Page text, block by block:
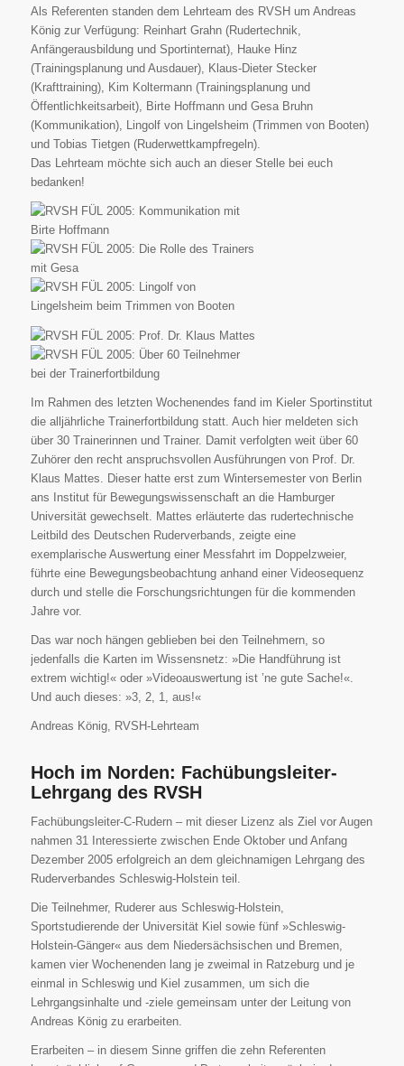
Als Referenten standen dem Lehrteam des RVSH um Andreas
König zur Verfügung: Reinhart Grahn (Rudertechnik,
Anfängerausbildung und Sportinternat), Hauke Hinz
(Trainingsplanung und Ausdauer), Klaus-Dieter Stecker
(Krafttraining), Kim Koltermann (Trainingsplanung und
Öffentlichkeitsarbeit), Birte Hoffmann und Gesa Bruhn
(Kommunikation), Lingolf von Lingelsheim (Trimmen von Booten)
und Tobias Tietgen (Ruderwettkampfregeln).
Das Lehrteam möchte sich auch an dieser Stelle bei euch
bedanken!
Im Rahmen des letzten Wochenendes fand im Kieler Sportinstitut
die alljährliche Trainerfortbildung statt. Auch hier meldeten sich
über 30 Trainerinnen und Trainer. Damit verfolgten weit über 60
Zuhörer den recht anspruchsvollen Ausführungen von Prof. Dr.
Klaus Mattes. Dieser hatte erst zum Wintersemester von Berlin
ans Institut für Bewegungswissenschaft an die Hamburger
Universität gewechselt. Mattes erläuterte das rudertechnische
Leitbild des Deutschen Ruderverbands, zeigte eine
exemplarische Auswertung einer Messfahrt im Doppelzweier,
führte eine Bewegungsbeobachtung anhand einer Videosequenz
durch und stelle die Forschungsrichtungen für die kommenden
Jahre vor.
Das war noch hängen geblieben bei den Teilnehmern, so
jedenfalls die Karten im Wissensnetz: »Die Handführung ist
extrem wichtig!« oder »Videoauswertung ist ’ne gute Sache!«.
Und auch dieses: »3, 2, 1, aus!«
Andreas König, RVSH-Lehrteam
Hoch im Norden: Fachübungsleiter-
Lehrgang des RVSH
Fachübungsleiter-C-Rudern – mit dieser Lizenz als Ziel vor Augen
nahmen 31 Interessierte zwischen Ende Oktober und Anfang
Dezember 2005 erfolgreich an dem gleichnamigen Lehrgang des
Ruderverbandes Schleswig-Holstein teil.
Die Teilnehmer, Ruderer aus Schleswig-Holstein,
Sportstudierende der Universität Kiel sowie fünf »Schleswig-
Holstein-Gänger« aus dem Niedersächsischen und Bremen,
kamen vier Wochenenden lang je zweimal in Ratzeburg und je
einmal in Schleswig und Kiel zusammen, um sich die
Lehrgangsinhalte und -ziele gemeinsam unter der Leitung von
Andreas König zu erarbeiten.
Erarbeiten – in diesem Sinne griffen die zehn Referenten